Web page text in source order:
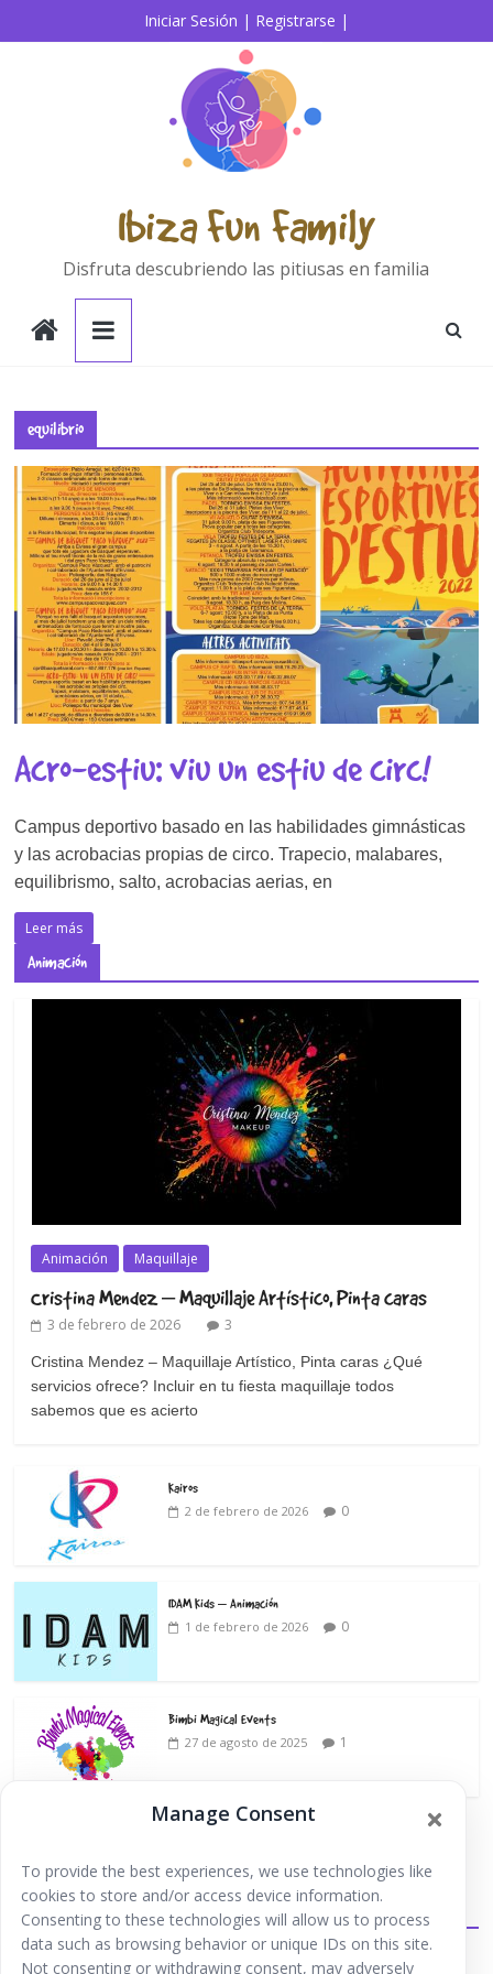
Manage Consent
To provide the best experiences, we use technologies like
cookies to store and/or access device information.
Consenting to these technologies will allow us to process
data such as browsing behavior or unique IDs on this site.
Not consenting or withdrawing consent, may adversely
al
Iniciar Sesión | Registrarse |
Ibiza Fun Family
Disfruta descubriendo las pitiusas en familia
equilibrio
Acro-estiu: viu un estiu de circ!
Campus deportivo basado en las habilidades gimnásticas
y las acrobacias propias de circo. Trapecio, malabares,
equilibrismo, salto, acrobacias aerias, en
Leer más
Animación
Animación Maquillaje
Cristina Mendez – Maquillaje Artístico, Pinta caras
3 de febrero de 2026 3
Cristina Mendez – Maquillaje Artístico, Pinta caras ¿Qué
servicios ofrece? Incluir en tu fiesta maquillaje todos
sabemos que es acierto
Kairos
2 de febrero de 2026 0
IDAM Kids – Animación
1 de febrero de 2026 0
Bimbi Magical Events
27 de agosto de 2025 1
Extraescolares